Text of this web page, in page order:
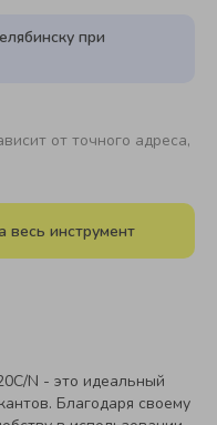
при
от точного адреса,
весь инструмент
N - это идеальный
Благодаря своему